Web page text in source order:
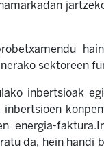
sektoreen
inbertsioak
inbertsioen
energia-
da, hein handi